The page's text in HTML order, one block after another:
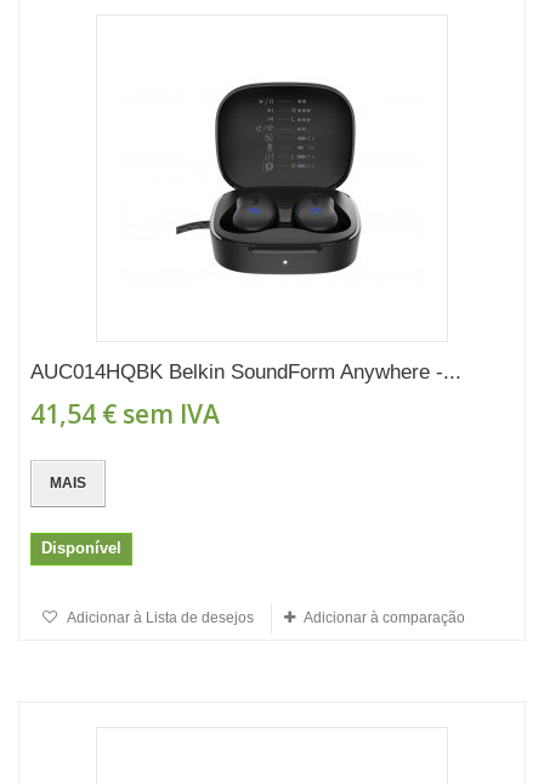
AUC014HQBK Belkin SoundForm Anywhere -...
41,54 € sem IVA
MAIS
Disponível
Adicionar à Lista de desejos Adicionar à comparação